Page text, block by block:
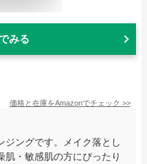
みる
価格と在庫をAmazonでチェック >>
ジングです。メイク落とし
肌・敏感肌の方にぴったり